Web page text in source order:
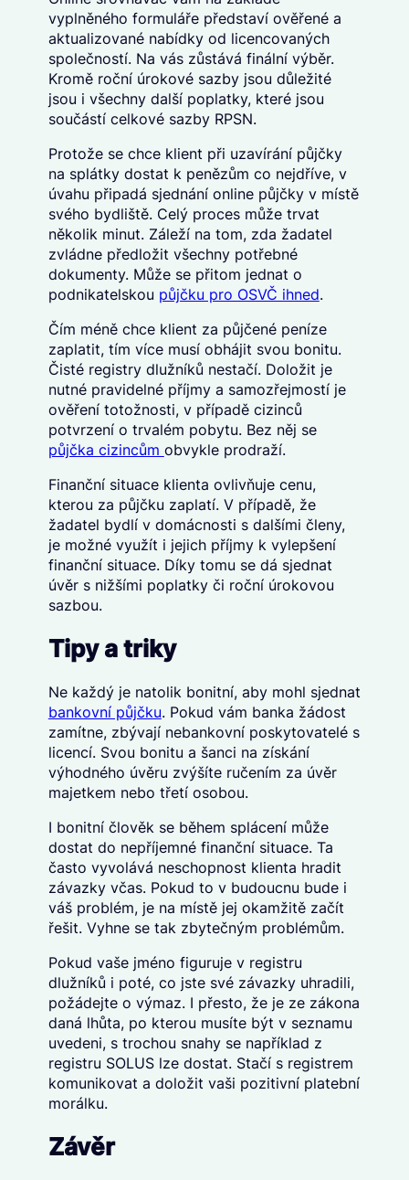
vyplněného formuláře představí ověřené a
aktualizované nabídky od licencovaných
společností. Na vás zůstává finální výběr.
Kromě roční úrokové sazby jsou důležité
jsou i všechny další poplatky, které jsou
součástí celkové sazby RPSN.
Protože se chce klient při uzavírání půjčky
na splátky dostat k penězům co nejdříve, v
úvahu připadá sjednání online půjčky v místě
svého bydliště. Celý proces může trvat
několik minut. Záleží na tom, zda žadatel
zvládne předložit všechny potřebné
dokumenty. Může se přitom jednat o
podnikatelskou půjčku pro OSVČ ihned.
Čím méně chce klient za půjčené peníze
zaplatit, tím více musí obhájit svou bonitu.
Čisté registry dlužníků nestačí. Doložit je
nutné pravidelné příjmy a samozřejmostí je
ověření totožnosti, v případě cizinců
potvrzení o trvalém pobytu. Bez něj se
půjčka cizincům obvykle prodraží.
Finanční situace klienta ovlivňuje cenu,
kterou za půjčku zaplatí. V případě, že
žadatel bydlí v domácnosti s dalšími členy,
je možné využít i jejich příjmy k vylepšení
finanční situace. Díky tomu se dá sjednat
úvěr s nižšími poplatky či roční úrokovou
sazbou.
Tipy a triky
Ne každý je natolik bonitní, aby mohl sjednat
bankovní půjčku. Pokud vám banka žádost
zamítne, zbývají nebankovní poskytovatelé s
licencí. Svou bonitu a šanci na získání
výhodného úvěru zvýšíte ručením za úvěr
majetkem nebo třetí osobou.
I bonitní člověk se během splácení může
dostat do nepříjemné finanční situace. Ta
často vyvolává neschopnost klienta hradit
závazky včas. Pokud to v budoucnu bude i
váš problém, je na místě jej okamžitě začít
řešit. Vyhne se tak zbytečným problémům.
Pokud vaše jméno figuruje v registru
dlužníků i poté, co jste své závazky uhradili,
požádejte o výmaz. I přesto, že je ze zákona
daná lhůta, po kterou musíte být v seznamu
uvedeni, s trochou snahy se například z
registru SOLUS lze dostat. Stačí s registrem
komunikovat a doložit vaši pozitivní platební
morálku.
Závěr